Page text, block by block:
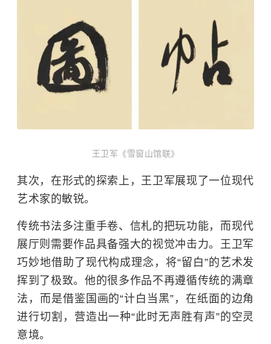
王卫军《雪窗山馆联》
其次，在形式的探索上，王卫军展现了一位现代
艺术家的敏锐。
传统书法多注重手卷、信札的把玩功能，而现代
展厅则需要作品具备强大的视觉冲击力。王卫军
巧妙地借助了现代构成理念，将“留白”的艺术发
挥到了极致。他的很多作品不再遵循传统的满章
法，而是借鉴国画的“计白当黑”，在纸面的边角
进行切割，营造出一种“此时无声胜有声”的空灵
意境。